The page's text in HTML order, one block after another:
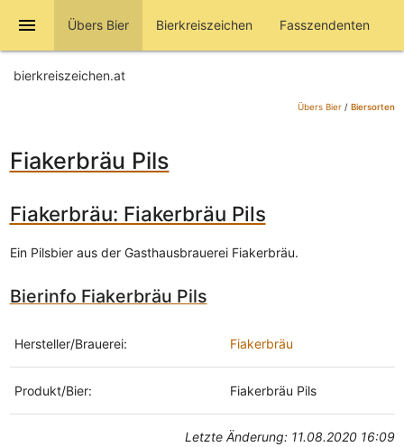
menu Übers Bier Bierkreiszeichen Fasszendenten
bierkreiszeichen.at
Übers Bier/ Biersorten
Fiakerbräu Pils
Fiakerbräu: Fiakerbräu Pils
Ein Pilsbier aus der Gasthausbrauerei Fiakerbräu.
Bierinfo Fiakerbräu Pils
Hersteller/Brauerei: Fiakerbräu
Produkt/Bier: Fiakerbräu Pils
Letzte Änderung: 11.08.2020 16:09